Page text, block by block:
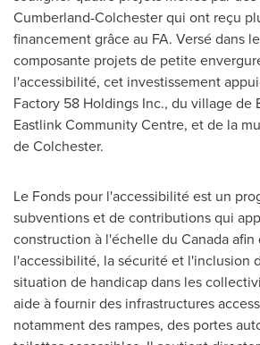
Cumberland-Colchesterqui ont reçu
financement grâce au FA. Versé dans
composante projets de petite
l'accessibilité, cet investissement
Factory 58 Holdings Inc., du village de
Eastlink Community Centre, et de la
deColchester.
Le Fonds pour l'accessibilité est un
subventions et de contributions qui
construction à l'échelle du Canadaafin
l'accessibilité, la sécurité et l'inclusion
situation de handicap dans les
aide à fournir des infrastructures
notamment des rampes, des portes